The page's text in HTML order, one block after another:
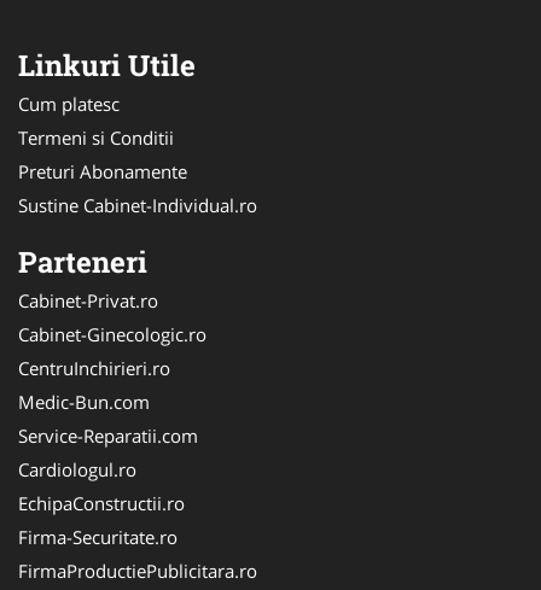
Linkuri Utile
Cum platesc
Termeni si Conditii
Preturi Abonamente
Sustine Cabinet-Individual.ro
Parteneri
Cabinet-Privat.ro
Cabinet-Ginecologic.ro
CentruInchirieri.ro
Medic-Bun.com
Service-Reparatii.com
Cardiologul.ro
EchipaConstructii.ro
Firma-Securitate.ro
FirmaProductiePublicitara.ro